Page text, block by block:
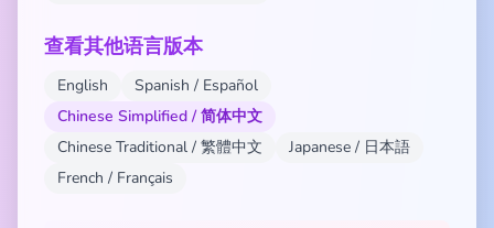
查看其他语言版本
English
Spanish / Español
Chinese Simplified / 简体中文
Chinese Traditional / 繁體中文
Japanese / 日本語
French / Français